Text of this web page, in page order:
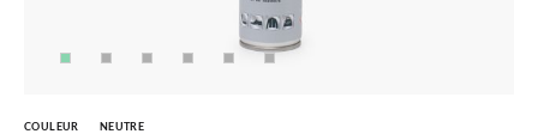
COULEUR NEUTRE